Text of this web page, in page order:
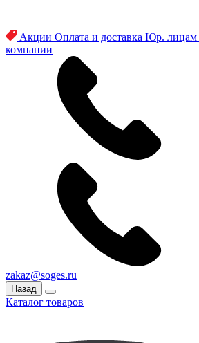
Акции Оплата и доставка Юр. лицам
компании
zakaz@soges.ru
Назад
Каталог товаров